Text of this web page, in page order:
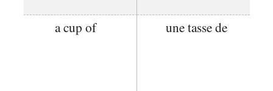
a cup of une tasse de